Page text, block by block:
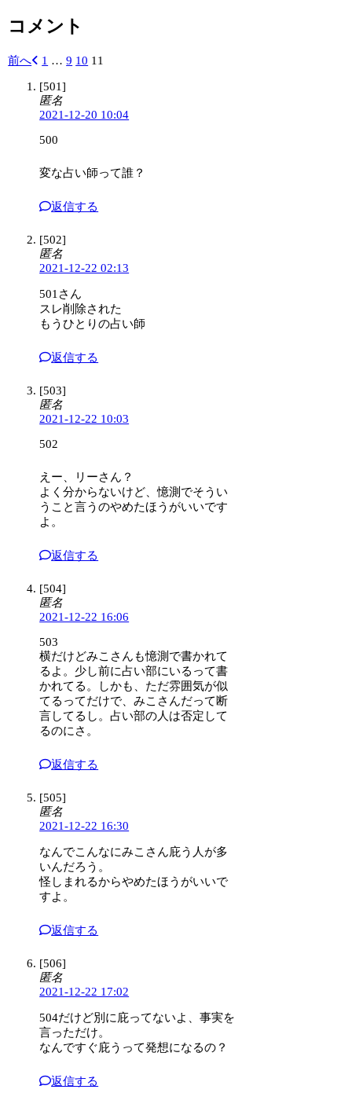
コメント
前へ 1 … 9 10 11
[501]
匿名
2021-12-20 10:04
500
変な占い師って誰？
返信する
[502]
匿名
2021-12-22 02:13
501さん
スレ削除された
もうひとりの占い師
返信する
[503]
匿名
2021-12-22 10:03
502
えー、リーさん？
よく分からないけど、憶測でそうい
うこと言うのやめたほうがいいです
よ。
返信する
[504]
匿名
2021-12-22 16:06
503
横だけどみこさんも憶測で書かれて
るよ。少し前に占い部にいるって書
かれてる。しかも、ただ雰囲気が似
てるってだけで、みこさんだって断
言してるし。占い部の人は否定して
るのにさ。
返信する
[505]
匿名
2021-12-22 16:30
なんでこんなにみこさん庇う人が多
いんだろう。
怪しまれるからやめたほうがいいで
すよ。
返信する
[506]
匿名
2021-12-22 17:02
504だけど別に庇ってないよ、事実を
言っただけ。
なんですぐ庇うって発想になるの？
返信する